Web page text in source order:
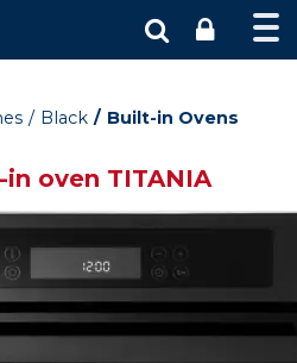
Black Built-in Ovens
oven TITANIA